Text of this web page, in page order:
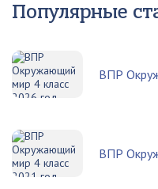
Популярные
ВПР
ВПР